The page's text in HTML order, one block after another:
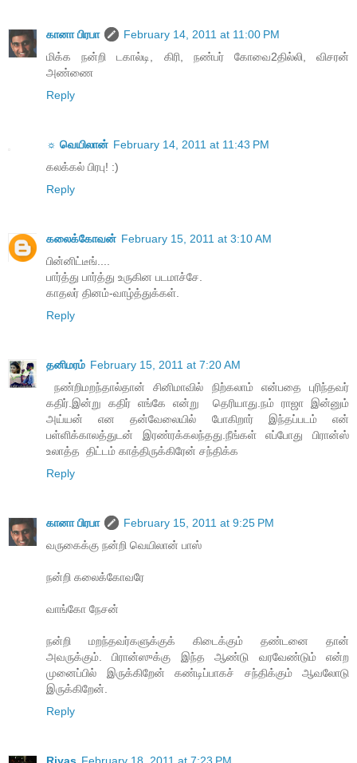
கானா பிரபா
February 14, 2011 at 11:00 PM
மிக்க நன்றி டகால்டி, கிரி, நண்பர் கோவை2தில்லி, விசரன்
அண்ணை
Reply
☼ வெயிலான் February 14, 2011 at 11:43 PM
கலக்கல் பிரபு! :)
Reply
கலைக்கோவன் February 15, 2011 at 3:10 AM
பின்னிட்டீங்....
பார்த்து பார்த்து உருகின படமாச்சே.
காதலர் தினம்-வாழ்த்துக்கள்.
Reply
தனிமரம் February 15, 2011 at 7:20 AM
நண்றிமறந்தால்தான் சினிமாவில் நிற்கலாம் என்பதை புரிந்தவர்
கதிர்.இன்று கதிர் எங்கே என்று தெரியாது.நம் ராஜா இன்னும்
அய்யன் என தன்வேலையில் போகிறார் இந்தப்படம் என்
பள்ளிக்காலத்துடன் இரண்ரக்கலந்தது.நீங்கள் எப்போது பிரான்ஸ்
உலாத்த திட்டம் காத்திருக்கிரேன் சந்திக்க
Reply
கானா பிரபா
February 15, 2011 at 9:25 PM
வருகைக்கு நன்றி வெயிலான் பாஸ்
நன்றி கலைக்கோவரே
வாங்கோ நேசன்
நன்றி மறந்தவர்களுக்குக் கிடைக்கும் தண்டனை தான்
அவருக்கும். பிரான்ஸுக்கு இந்த ஆண்டு வரவேண்டும் என்ற
முனைப்பில் இருக்கிறேன் கண்டிப்பாகச் சந்திக்கும் ஆவலோடு
இருக்கிறேன்.
Reply
Riyas February 18, 2011 at 7:23 PM